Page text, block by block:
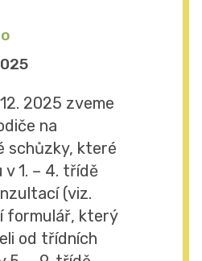
2025 zveme
na
schůzky, které
v 1. – 4. třídě
(viz.
formulář, který
od třídních